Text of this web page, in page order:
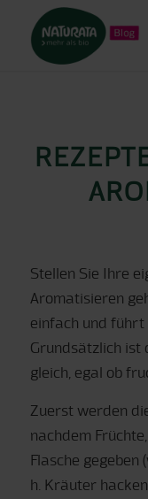
Stellen Sie Ihre
Aromatisieren
einfach und führt
Grundsätzlich ist
gleich, egal ob
Zuerst werden
nachdem
Flasche gegeben
h. Kräuter